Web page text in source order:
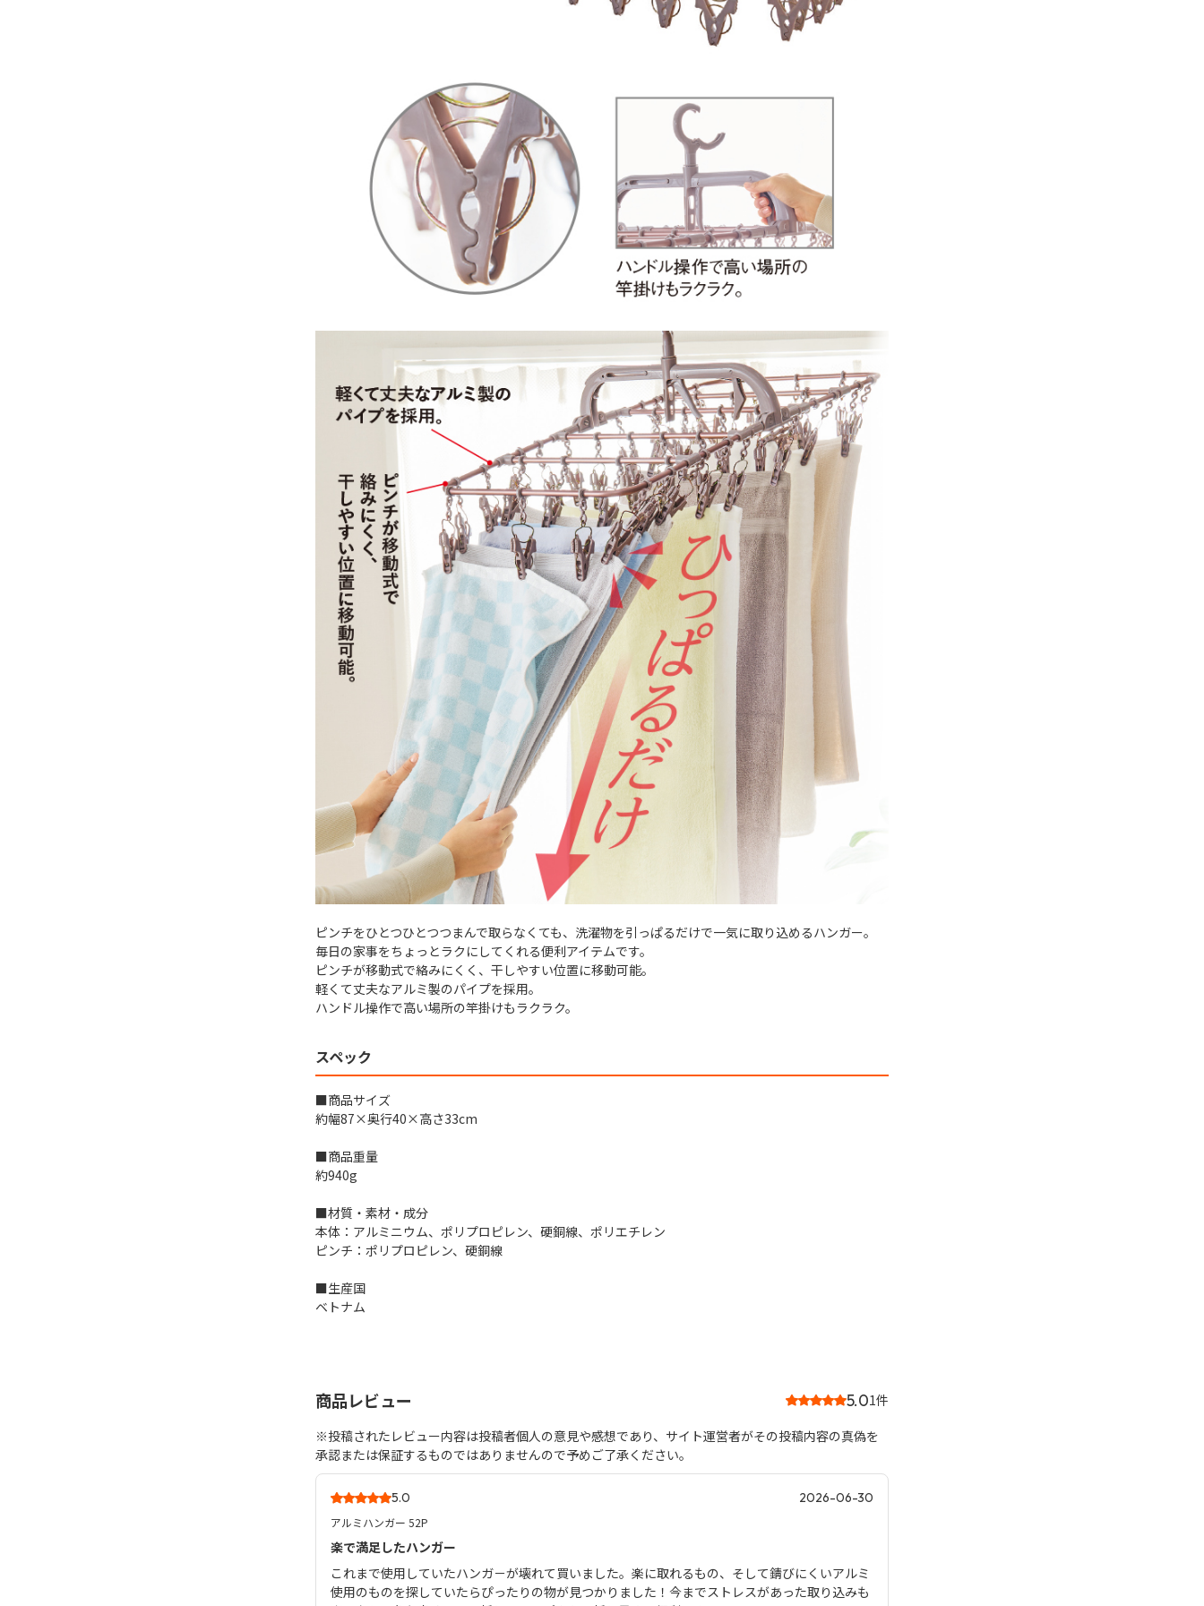
ピンチをひとつひとつつまんで取らなくても、洗濯物を引っぱるだけで一気に取り込めるハンガー。
毎日の家事をちょっとラクにしてくれる便利アイテムです。
ピンチが移動式で絡みにくく、干しやすい位置に移動可能。
軽くて丈夫なアルミ製のパイプを採用。
ハンドル操作で高い場所の竿掛けもラクラク。
スペック
■商品サイズ
約幅87×奥行40×高さ33cm
■商品重量
約940g
■材質・素材・成分
本体：アルミニウム、ポリプロピレン、硬銅線、ポリエチレン
ピンチ：ポリプロピレン、硬銅線
■生産国
ベトナム
商品レビュー 5.01件
※投稿されたレビュー内容は投稿者個人の意見や感想であり、サイト運営者がその投稿内容の真偽を
承認または保証するものではありませんので予めご了承ください。
5.0 2026-06-30
アルミハンガー 52P
楽で満足したハンガー
これまで使用していたハンガ－が壊れて買いました。楽に取れるもの、そして錆びにくいアルミ
使用のものを探していたらぴったりの物が見つかりました！今までストレスがあった取り込みも